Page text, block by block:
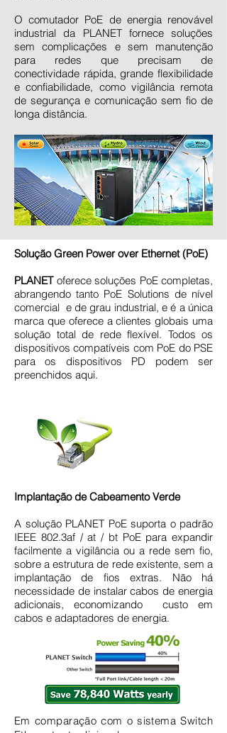
O comutador PoE de energia renovável
industrial da PLANET fornece soluções
sem complicações e sem manutenção
para redes que precisam de
conectividade rápida, grande flexibilidade
e confiabilidade, como vigilância remota
de segurança e comunicação sem fio de
longa distância.
Solução Green Power over Ethernet (PoE)
PLANEToferece soluções PoE completas,
abrangendo tanto PoE Solutions de nível
comercial e de grau industrial, e é a única
marca que oferece a clientes globais uma
solução total de rede flexível. Todos os
dispositivos compatíveis com PoE do PSE
para os dispositivos PD podem ser
preenchidos aqui.
Implantação de Cabeamento Verde
A solução PLANET PoE suporta o padrão
IEEE 802.3af / at / bt PoE para expandir
facilmente a vigilância ou a rede sem fio,
sobre a estrutura de rede existente, sem a
implantação de fios extras. Não há
necessidade de instalar cabos de energia
adicionais, economizando custo em
cabos e adaptadores de energia.
Em comparação com o sistema Switch